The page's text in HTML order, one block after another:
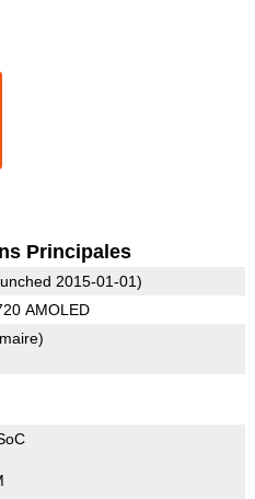
Principales
2015-01-01)
AMOLED